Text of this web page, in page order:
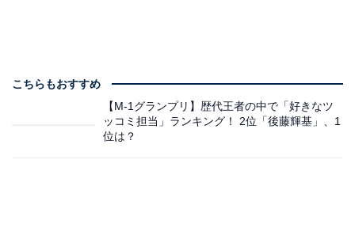
こちらもおすすめ
【M-1グランプリ】歴代王者の中で「好きなツ
ッコミ担当」ランキング！ 2位「後藤輝基」、1
位は？